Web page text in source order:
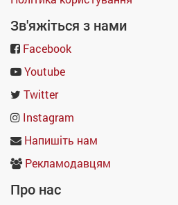
Зв'яжіться з нами
Facebook
Youtube
Twitter
Instagram
Напишіть нам
Рекламодавцям
Про нас